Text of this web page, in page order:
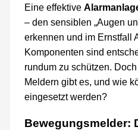
Eine effektive
– den sensiblen „Augen
erkennen und im Ernstfall
Komponenten sind
rundum zu schützen.
Meldern gibt es, und wie
eingesetzt werden?
Bewegungsmelder: